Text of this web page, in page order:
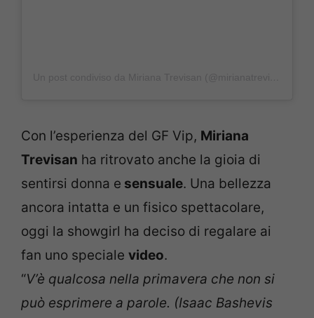
Con l’esperienza del GF Vip, Miriana
Trevisan ha ritrovato anche la gioia di
sentirsi donna e sensuale. Una bellezza
ancora intatta e un fisico spettacolare,
oggi la showgirl ha deciso di regalare ai
fan uno speciale video.
“V’è qualcosa nella primavera che non si
può esprimere a parole. (Isaac Bashevis